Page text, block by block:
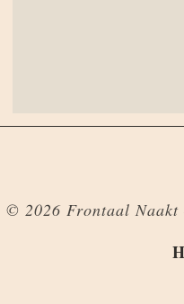
© 2026 Frontaal Naakt